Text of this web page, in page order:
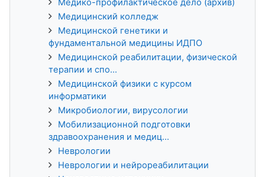
Медико-профилактическое дело (архив)
Медицинский колледж
Медицинской генетики и
фундаментальной медицины ИДПО
Медицинской реабилитации, физической
терапии и спо...
Медицинской физики с курсом
информатики
Микробиологии, вирусологии
Мобилизационной подготовки
здравоохранения и медиц...
Неврологии
Неврологии и нейрореабилитации